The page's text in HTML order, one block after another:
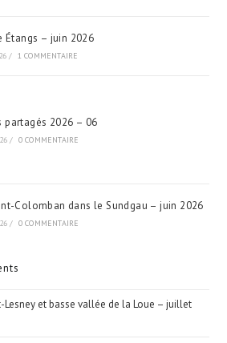
Étangs – juin 2026
/ 1 COMMENTAIRE
partagés 2026 – 06
/ 0 COMMENTAIRE
Colomban dans le Sundgau – juin 2026
/ 0 COMMENTAIRE
Lesney et basse vallée de la Loue – juillet